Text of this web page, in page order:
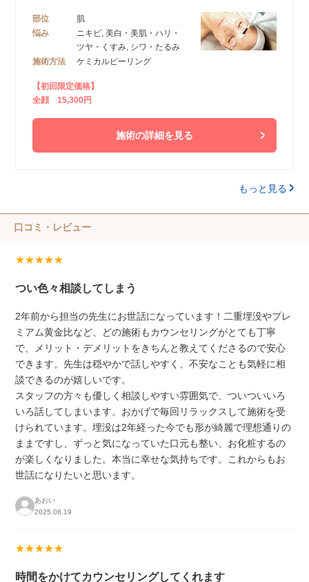
部位
肌
悩み
ニキビ, 美白・美肌・ハリ・
ツヤ・くすみ, シワ・たるみ
施術方法
ケミカルピーリング
【初回限定価格】
全顔 15,300円
施術の詳細を見る
もっと見る
口コミ・レビュー
★★★★★
つい色々相談してしまう
2年前から担当の先生にお世話になっています！二重埋没やプレ
ミアム黄金比など、どの施術もカウンセリングがとても丁寧
で、メリット・デメリットをきちんと教えてくださるので安心
できます。先生は穏やかで話しやすく、不安なことも気軽に相
談できるのが嬉しいです。
スタッフの方々も優しく相談しやすい雰囲気で、ついついいろ
いろ話してしまいます。おかげで毎回リラックスして施術を受
けられています。埋没は2年経った今でも形が綺麗で理想通りの
ままですし、ずっと気になっていた口元も整い、お化粧するの
が楽しくなりました。本当に幸せな気持ちです。これからもお
世話になりたいと思います。
あおい
2025.08.19
★★★★★
時間をかけてカウンセリングしてくれます